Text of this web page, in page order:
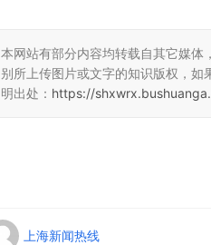
本网站有部分内容均转载自其它媒体
别所上传图片或文字的知识版权，
明出处： https://
上海新闻热线